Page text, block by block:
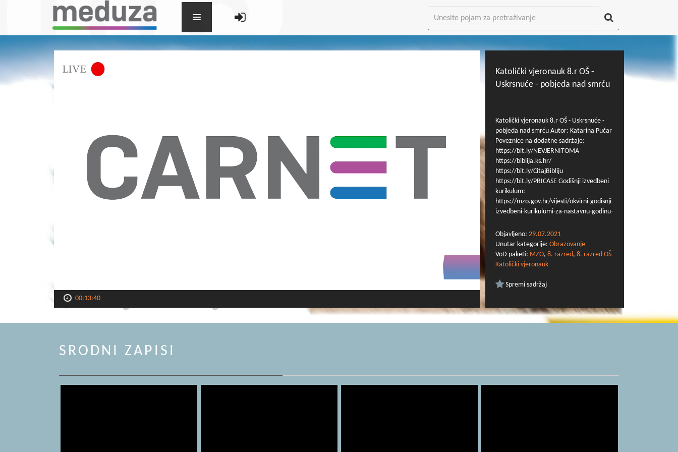
00:13:40
Katolički vjeronauk 8.r OŠ -
Uskrsnuće - pobjeda nad smrću
Katolički vjeronauk 8.r OŠ - Uskrsnuće -
pobjeda nad smrću Autor: Katarina Pučar
Poveznice na dodatne sadržaje:
https://bit.ly/NEVJERNITOMA
https://biblija.ks.hr/
https://bit.ly/CitajBibliju
https://bit.ly/PRICASE Godišnji izvedbeni
kurikulum:
https://mzo.gov.hr/vijesti/okvirni-godisnji-
izvedbeni-kurikulumi-za-nastavnu-godinu-
Objavljeno: 29.07.2021
Unutar kategorije: Obrazovanje
VoD paketi: MZO, 8. razred, 8. razred OŠ
Katolički vjeronauk
Spremi sadržaj
SRODNI ZAPISI